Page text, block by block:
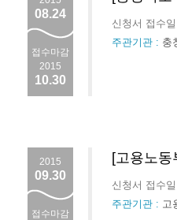
08.24
접수마감
2015
10.30
신청서 접수
주관기관 : 충
2015
09.30
접수마감
[고용노
신청서 접수
주관기관 : 고